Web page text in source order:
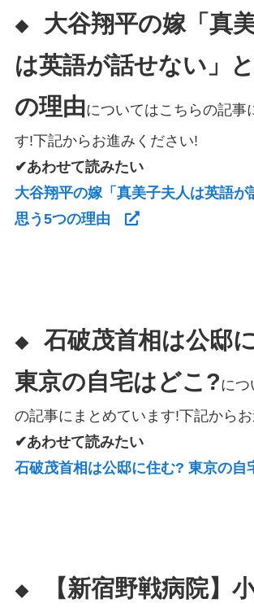
◆
大谷翔平の嫁「真
は英語が話せない」
の理由についてはこちらの記事
す!下記からお進みください!
✔あわせて読みたい
大谷翔平の嫁「真美子夫人は英語が
思う5つの理由
◆ 石破茂首相は公邸
東京の自宅はどこ?につ
の記事にまとめています!下記から
✔あわせて読みたい
石破茂首相は公邸に住む? 東京の
◆
【新宿野戦病院】